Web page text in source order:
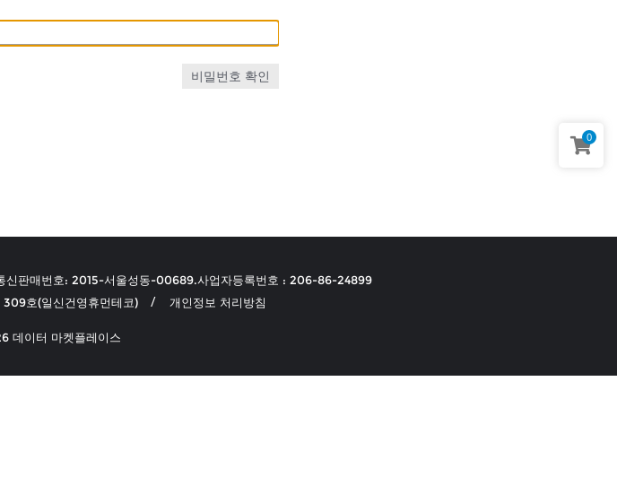
비밀번호 확인
신판매번호: 2015-서울성동-00689.사업자등록번호 : 206-86-24899
호(일신건영휴먼테코)
개인정보 처리방침
이터 마켓플레이스
0